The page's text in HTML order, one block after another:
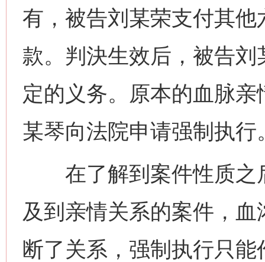
有，被告刘某荣支付其
款。判決生效后，被告
定的义务。原本的血脉
某琴向法院申请强制执行
在了解到案件性质之
及到亲情关系的案件，
断了关系，强制执行只